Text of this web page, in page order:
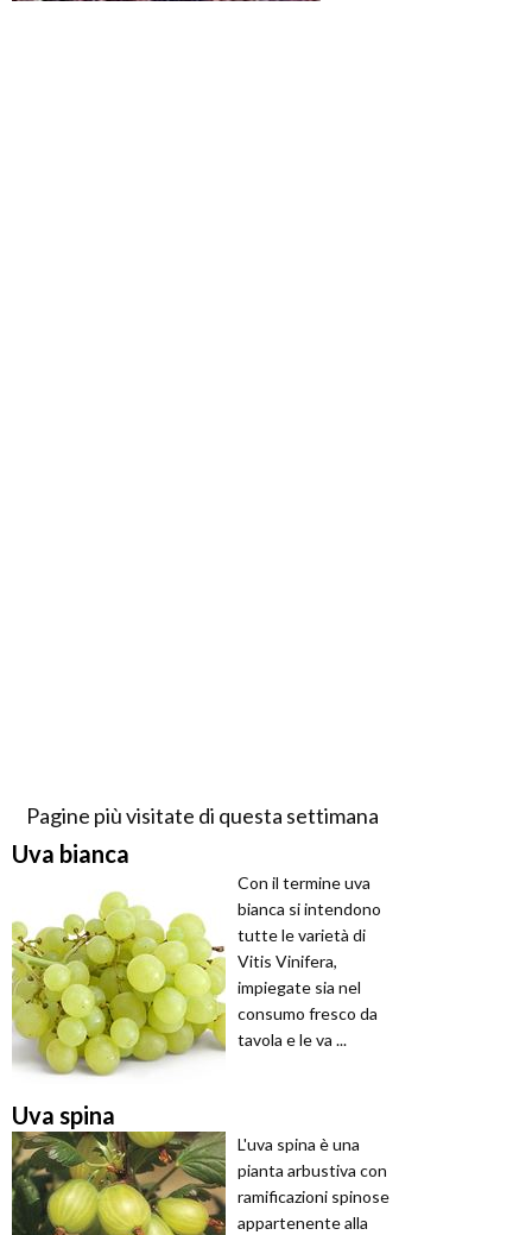
Pagine più visitate di questa settimana
Uva bianca
Con il termine uva
bianca si intendono
tutte le varietà di
Vitis Vinifera,
impiegate sia nel
consumo fresco da
tavola e le va ...
Uva spina
L'uva spina è una
pianta arbustiva con
ramificazioni spinose
appartenente alla